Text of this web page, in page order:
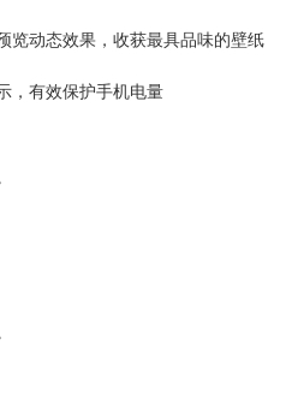
览动态效果，收获最具品味的壁纸
，有效保护手机电量